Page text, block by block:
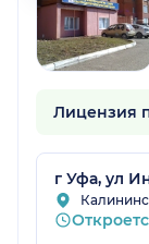
Лицензия
г Уфа, ул